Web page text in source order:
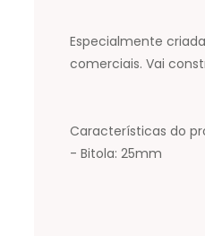
Especialmente
comerciais. Vai
Características do
- Bitola: 25mm